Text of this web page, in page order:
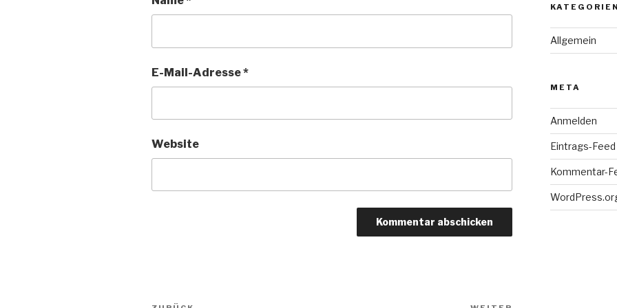
E-Mail-Adresse*
Website
Beitragsnavigation
KATEGORIEN
Allgemein
META
Anmelden
Eintrags-Feed
Kommentar-